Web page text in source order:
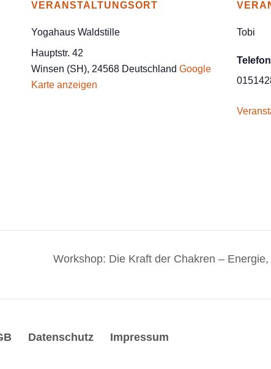
VERANSTALTUNGSORT
Yogahaus Waldstille
Hauptstr. 42
Winsen (SH), 24568 Deutschland Google
Karte anzeigen
Tobi
Telefon
Workshop: Die Kraft der Chakren –
Datenschutz Impressum